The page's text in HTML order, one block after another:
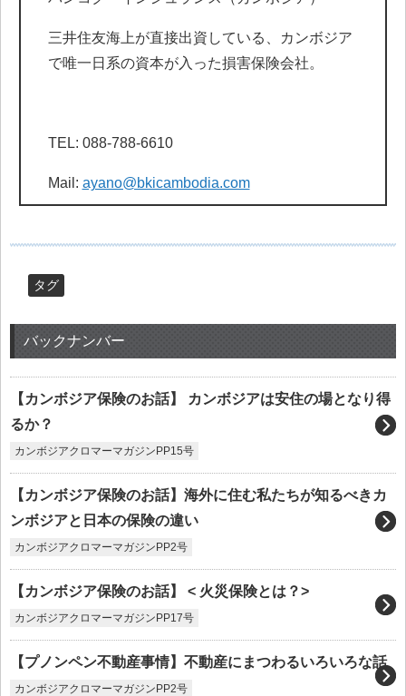
三井住友海上が直接出資している、カンボジア
で唯一日系の資本が入った損害保険会社。
TEL: 088-788-6610
Mail: ayano@bkicambodia.com
タグ
バックナンバー
【カンボジア保険のお話】 カンボジアは安住の場となり得
るか？
カンボジアクロマーマガジンPP15号
【カンボジア保険のお話】海外に住む私たちが知るべきカ
ンボジアと日本の保険の違い
カンボジアクロマーマガジンPP2号
【カンボジア保険のお話】 < 火災保険とは？>
カンボジアクロマーマガジンPP17号
【プノンペン不動産事情】不動産にまつわるいろいろな話
カンボジアクロマーマガジンPP2号